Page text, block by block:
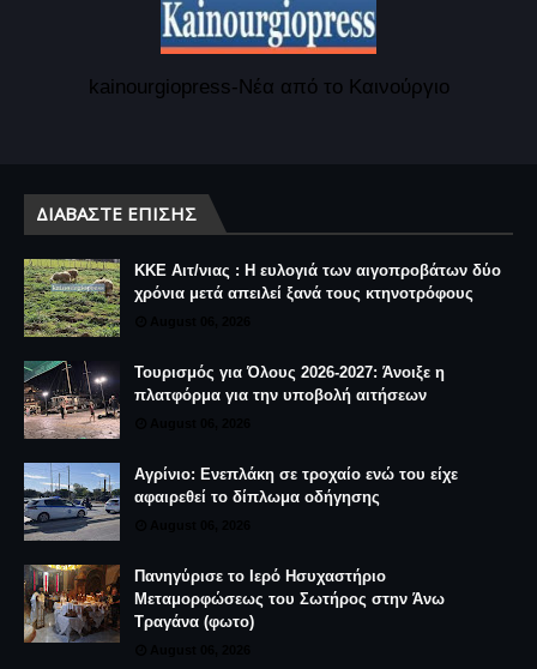
kainourgiopress-Νέα από το Καινούργιο
ΔΙΑΒΆΣΤΕ ΕΠΊΣΗΣ
ΚΚΕ Αιτ/νιας : Η ευλογιά των αιγοπροβάτων δύο
χρόνια μετά απειλεί ξανά τους κτηνοτρόφους
Τουρισμός για Όλους 2026-2027: Άνοιξε η
πλατφόρμα για την υποβολή αιτήσεων
Αγρίνιο: Ενεπλάκη σε τροχαίο ενώ του είχε
αφαιρεθεί το δίπλωμα οδήγησης
Πανηγύρισε το Ιερό Ησυχαστήριο
Μεταμορφώσεως του Σωτήρος στην Άνω
Τραγάνα (φωτο)